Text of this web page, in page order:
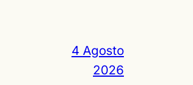
4 Agosto
2026